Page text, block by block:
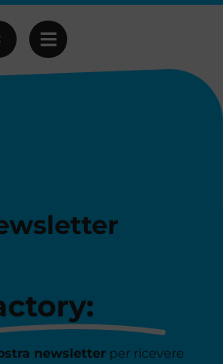
newsletter per ricevere